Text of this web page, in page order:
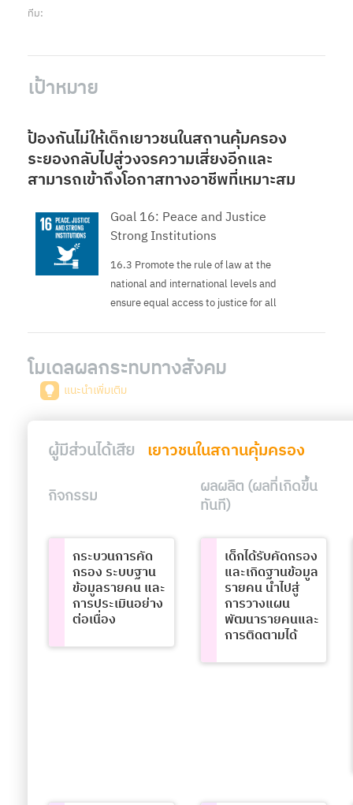
ทีม:
เป้าหมาย
ป้องกันไม่ให้เด็กเยาวชนในสถานคุ้มครอง
ระยองกลับไปสู่วงจรความเสี่ยงอีกและ
สามารถเข้าถึงโอกาสทางอาชีพที่เหมาะสม
Goal 16: Peace and Justice
Strong Institutions
16.3 Promote the rule of law at the
national and international levels and
ensure equal access to justice for all
โมเดลผลกระทบทางสังคม
แนะนำเพิ่มเติม
ผู้มีส่วนได้เสีย เยาวชนในสถานคุ้มครอง
กิจกรรม
ผลผลิต (ผลที่เกิดขึ้น
ทันที)
กระบวนการคัด
กรอง ระบบฐาน
ข้อมูลรายคน และ
การประเมินอย่าง
ต่อเนื่อง
เด็กได้รับคัดกรอง
และเกิดฐานข้อมูล
รายคน นำไปสู่
การวางแผน
พัฒนารายคนและ
การติดตามได้